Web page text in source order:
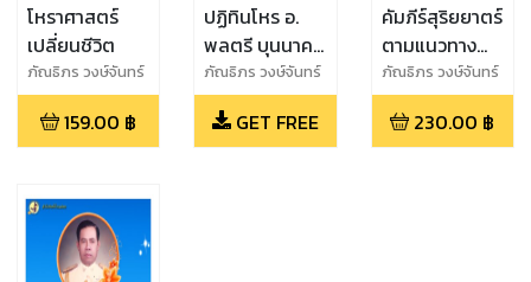
โหราศาสตร์
เปลี่ยนชีวิต
ภัณธิภร วงษ์จันทร์
เพ็ญ
159.00 ฿
ปฏิทินโหร อ.
พลตรี บุนนาค
ทองเนียม
ภัณธิภร วงษ์จันทร์
เพ็ญ
GET FREE
คัมภีร์สุริยยาตร์
ตามแนวทาง
อาจารย์ พลตรี
บุนนาค ทอง
เนียม
ภัณธิภร วงษ์จันทร์
เพ็ญ
230.00 ฿